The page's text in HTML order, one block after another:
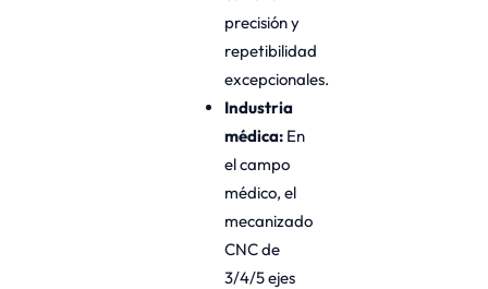
precisión y
repetibilidad
excepcionales.
Industria
médica: En
el campo
médico, el
mecanizado
CNC de
3/4/5 ejes